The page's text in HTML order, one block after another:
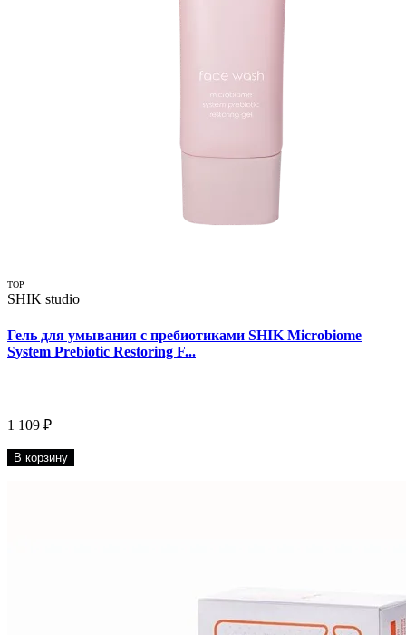
TOP
SHIK studio
Гель для умывания с пребиотиками SHIK Microbiome
System Prebiotic Restoring F...
1 109 ₽
В корзину